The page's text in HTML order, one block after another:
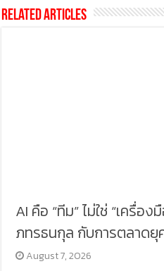
Related Articles
AI คือ “ทีม” ไม่ใช่ “เครื่อ
ภทรธนกุล กับการตลาดยุ
August 7, 2026